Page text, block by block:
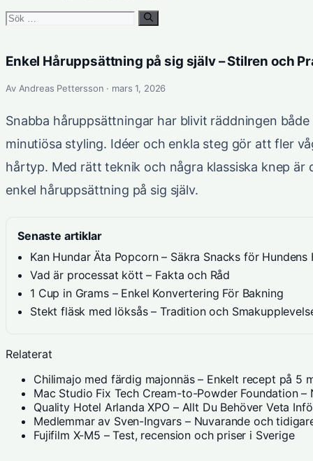
Sök
Enkel Håruppsättning på sig själv – Stilren och
Av Andreas Pettersson · mars 1, 2026
Snabba håruppsättningar har blivit räddningen
minutiösa styling. Idéer och enkla steg gör att fler
hårtyp. Med rätt teknik och några klassiska knep
enkel håruppsättning på sig själv.
Senaste artiklar
Kan Hundar Äta Popcorn – Säkra Snacks för Hundens
Vad är processat kött – Fakta och Råd
1 Cup in Grams – Enkel Konvertering För Bakning
Stekt fläsk med löksås – Tradition och
Relaterat
Chilimajo med färdig majonnäs – Enkelt recept på 5
Mac Studio Fix Tech Cream-to-Powder Foundation
Quality Hotel Arlanda XPO – Allt Du Behöver Veta
Medlemmar av Sven-Ingvars – Nuvarande och
Fujifilm X-M5 – Test, recension och priser i Sverige